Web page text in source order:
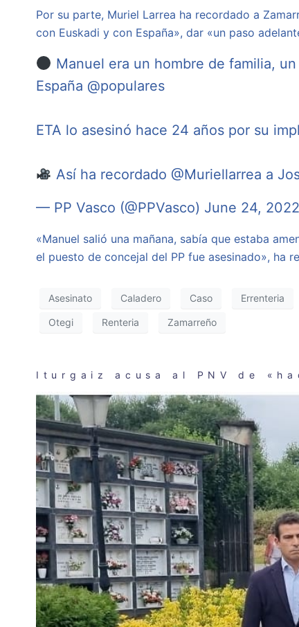
Por su parte, Muriel Larrea ha recordado a
con Euskadi y con España», dar «un paso
Manuel era un hombre de familia,
España @populares
ETA lo asesinó hace 24 años por su
Así ha recordado @Muriellarrea a
— PP Vasco (@PPVasco) June 24, 2022
«Manuel salió una mañana, sabía que estaba
el puesto de concejal del PP fue asesinado», ha
Asesinato Caladero Caso Errenteria
Otegi Renteria Zamarreño
Iturgaiz acusa al PNV de